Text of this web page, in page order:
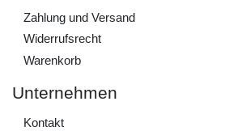
Zahlung und Versand
Widerrufs­recht
Warenkorb
Unternehmen
Kontakt